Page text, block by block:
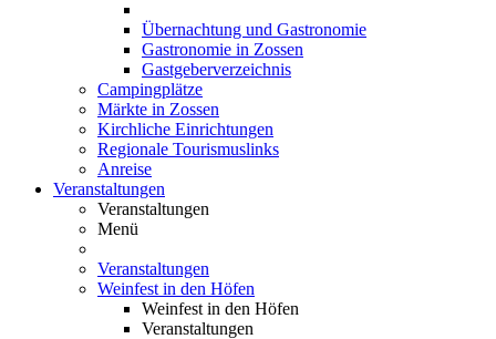
Übernachtung und Gastronomie
Gastronomie in Zossen
Gastgeberverzeichnis
Campingplätze
Märkte in Zossen
Kirchliche Einrichtungen
Regionale Tourismuslinks
Anreise
Veranstaltungen
Veranstaltungen
Menü
Veranstaltungen
Weinfest in den Höfen
Weinfest in den Höfen
Veranstaltungen